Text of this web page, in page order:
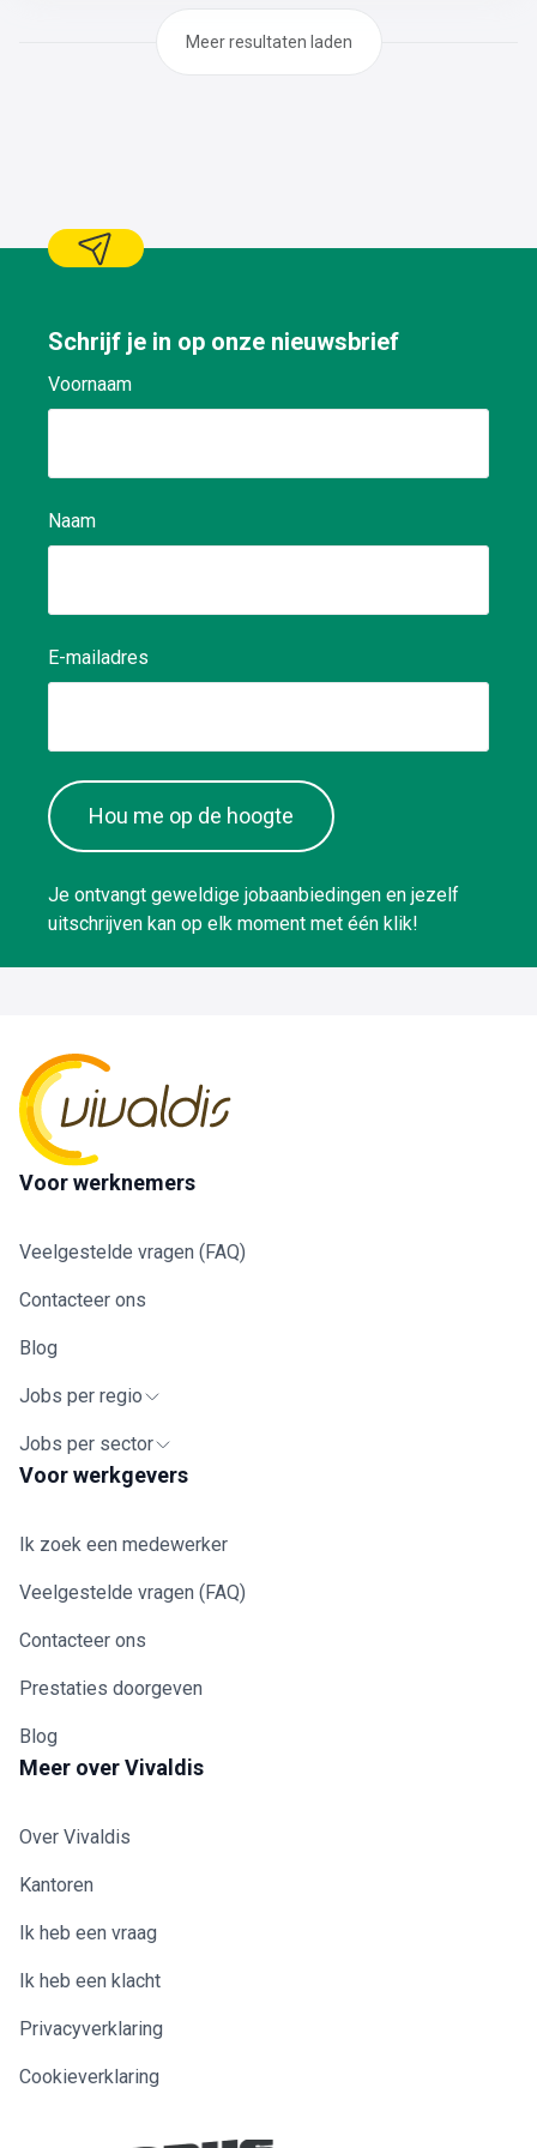
Meer resultaten laden
Schrijf je in op onze nieuwsbrief
Voornaam
Naam
E-mailadres
Hou me op de hoogte
Je ontvangt geweldige jobaanbiedingen en jezelf
uitschrijven kan op elk moment met één klik!
Voor werknemers
Veelgestelde vragen (FAQ)
Contacteer ons
Blog
Jobs per regio
Jobs per sector
Voor werkgevers
Ik zoek een medewerker
Veelgestelde vragen (FAQ)
Contacteer ons
Prestaties doorgeven
Blog
Meer over Vivaldis
Over Vivaldis
Kantoren
Ik heb een vraag
Ik heb een klacht
Privacyverklaring
Cookieverklaring